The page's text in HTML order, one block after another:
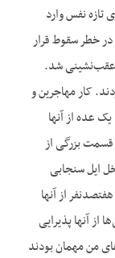
نفس وارد
در خطر سقوط قرار
عقب‌‌نشینی شد.
کار مهاجرین و
عده از آنها
قسمت بزرگی از
ایل سنجابی
از آنها
آنها پذیرایی
من مهمان بودند